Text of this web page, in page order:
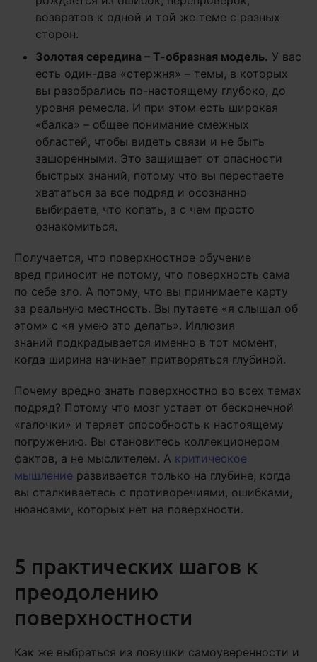
возвратов к одной и той же теме с разных
сторон.
Золотая середина – Т-образная модель. У вас
есть один-два «стержня» – темы, в которых
вы разобрались по-настоящему глубоко, до
уровня ремесла. И при этом есть широкая
«балка» – общее понимание смежных
областей, чтобы видеть связи и не быть
зашоренными. Это защищает от опасности
быстрых знаний, потому что вы перестаете
хвататься за все подряд и осознанно
выбираете, что копать, а с чем просто
ознакомиться.
Получается, что поверхностное обучение
вред приносит не потому, что поверхность сама
по себе зло. А потому, что вы принимаете карту
за реальную местность. Вы путаете «я слышал об
этом» с «я умею это делать». Иллюзия
знаний подкрадывается именно в тот момент,
когда ширина начинает притворяться глубиной.
Почему вредно знать поверхностно во всех темах
подряд? Потому что мозг устает от бесконечной
«галочки» и теряет способность к настоящему
погружению. Вы становитесь коллекционером
фактов, а не мыслителем. А критическое
мышление развивается только на глубине, когда
вы сталкиваетесь с противоречиями, ошибками,
нюансами, которых нет на поверхности.
5 практических шагов к
преодолению
поверхностности
Как же выбраться из ловушки самоуверенности и